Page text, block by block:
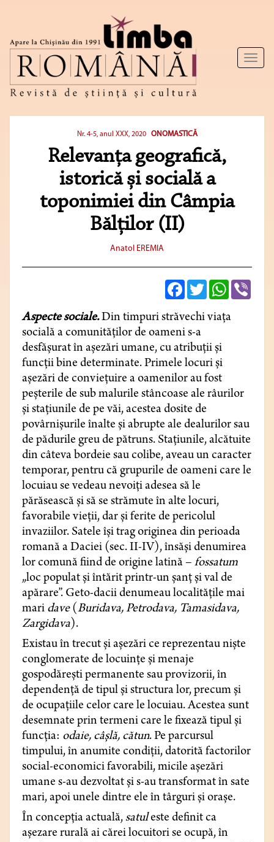
Toggle
Nr. 4-5, anul XXX, 2020 ONOMASTICĂ
Relevanța geografică,
istorică și socială a
toponimiei din Câmpia
Bălților (II)
Anatol EREMIA
FacebookTwitterWhatsApp
Aspecte sociale.Din timpuri străvechi viața
socială a comunităților de oameni s-a
desfășurat în așezări umane, cu atribuții și
funcții bine determinate. Primele locuri și
așezări de conviețuire a oamenilor au fost
peșterile de sub malurile stâncoase ale râurilor
și stațiunile de pe văi, acestea dosite de
povârnișurile înalte și abrupte ale dealurilor sau
de pădurile greu de pătruns. Stațiunile, alcătuite
din câteva bordeie sau colibe, aveau un caracter
temporar, pentru că grupurile de oameni care le
locuiau se vedeau nevoiți adesea să le
părăsească și să se strămute în alte locuri,
favorabile vieții, dar și ferite de pericolul
invaziilor. Satele își trag originea din perioada
romană a Daciei (sec. II-IV), însăși denumirea
lor comună fiind de origine latină – fossatum
„loc populat și întărit printr-un șanț și val de
apărare”. Geto-dacii denumeau localitățile mai
mari dave(Buridava, Petrodava, Tamasidava,
Zargidava).
Existau în trecut și așezări ce reprezentau niște
conglomerate de locuințe și menaje
gospodărești permanente sau provizorii, în
dependență de tipul și structura lor, precum și
de ocupațiile celor care le locuiau. Acestea sunt
desemnate prin termeni care le fixează tipul și
funcția: odaie, câșlă, cătun. Pe parcursul
timpului, în anumite condiții, datorită factorilor
social-economici favorabili, micile așezări
umane s-au dezvoltat și s-au transformat în sate
mari, apoi unele dintre ele în târguri și orașe.
În concepția actuală, satuleste definit ca
așezare rurală ai cărei locuitori se ocupă, în